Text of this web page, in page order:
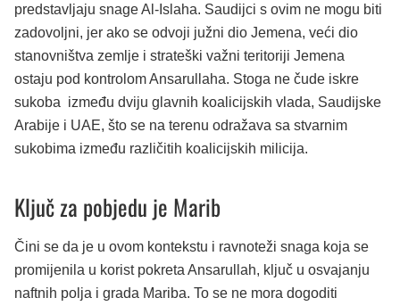
predstavljaju snage Al-Islaha. Saudijci s ovim ne mogu biti
zadovoljni, jer ako se odvoji južni dio Jemena, veći dio
stanovništva zemlje i strateški važni teritoriji Jemena
ostaju pod kontrolom Ansarullaha. Stoga ne čude iskre
sukoba između dviju glavnih koalicijskih vlada, Saudijske
Arabije i UAE, što se na terenu odražava sa stvarnim
sukobima između različitih koalicijskih milicija.
Ključ za pobjedu je Marib
Čini se da je u ovom kontekstu i ravnoteži snaga koja se
promijenila u korist pokreta Ansarullah, ključ u osvajanju
naftnih polja i grada Mariba. To se ne mora dogoditi